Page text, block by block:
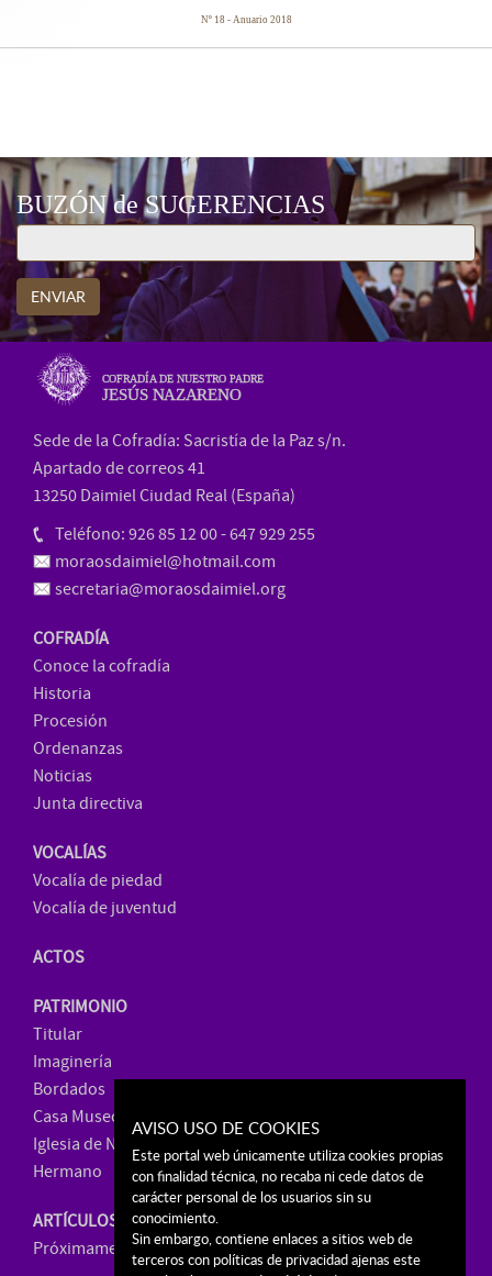
Nº 18 - Anuario 2018
BUZÓN de SUGERENCIAS
ENVIAR
COFRADÍA DE NUESTRO PADRE
JESÚS NAZARENO
Sede de la Cofradía: Sacristía de la Paz s/n.
Apartado de correos 41
13250 Daimiel Ciudad Real (España)
Teléfono: 926 85 12 00 - 647 929 255
moraosdaimiel@hotmail.com
secretaria@moraosdaimiel.org
COFRADÍA
Conoce la cofradía
Historia
Procesión
Ordenanzas
Noticias
Junta directiva
VOCALÍAS
Vocalía de piedad
Vocalía de juventud
ACTOS
PATRIMONIO
Titular
Imaginería
Bordados
Casa Museo
Iglesia de Ntra. Sra. de La Paz
Hermano
ARTÍCULOS
Próximamente, venta online
AVISO USO DE COOKIES
Este portal web únicamente utiliza cookies propias
con finalidad técnica, no recaba ni cede datos de
carácter personal de los usuarios sin su
conocimiento.
Sin embargo, contiene enlaces a sitios web de
terceros con políticas de privacidad ajenas este